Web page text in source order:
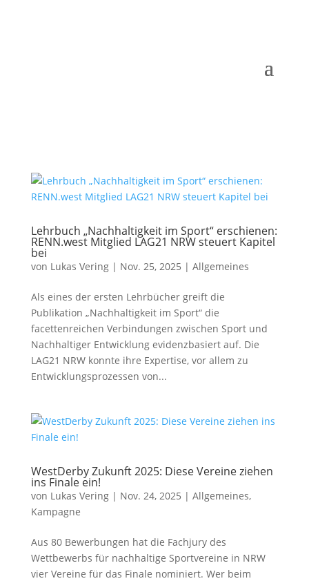
Lehrbuch „Nachhaltigkeit im Sport“ erschienen:
RENN.west Mitglied LAG21 NRW steuert Kapitel
bei
von Lukas Vering| Nov. 25, 2025 | Allgemeines
Als eines der ersten Lehrbücher greift die
Publikation „Nachhaltigkeit im Sport“ die
facettenreichen Verbindungen zwischen Sport und
Nachhaltiger Entwicklung evidenzbasiert auf. Die
LAG21 NRW konnte ihre Expertise, vor allem zu
Entwicklungsprozessen von...
WestDerby Zukunft 2025: Diese Vereine ziehen
ins Finale ein!
von Lukas Vering| Nov. 24, 2025 | Allgemeines,
Kampagne
Aus 80 Bewerbungen hat die Fachjury des
Wettbewerbs für nachhaltige Sportvereine in NRW
vier Vereine für das Finale nominiert. Wer beim